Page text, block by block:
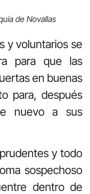
de Novallas
y voluntarios se
para que las
en buenas
para, después
nuevo a sus
y todo
sospechoso
dentro de